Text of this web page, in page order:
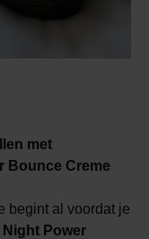
met
Bounce Creme
begint al voordat je
Night Power